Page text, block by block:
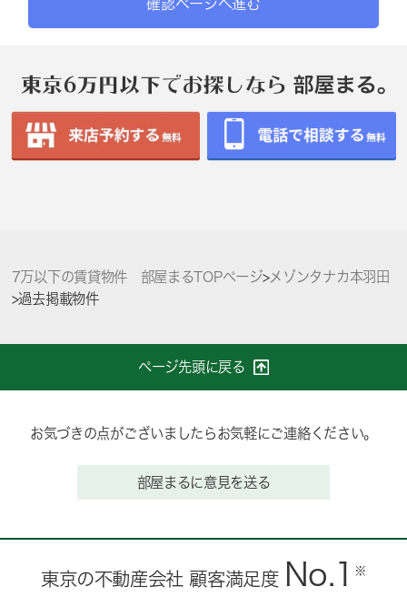
確認ページへ進む
7万以下の賃貸物件 部屋まるTOPページ>メゾンタナカ本羽田
>過去掲載物件
ページ先頭に戻る
お気づきの点がございましたらお気軽にご連絡ください。
部屋まるに意見を送る
東京の不動産会社 顧客満足度 No.1 ※